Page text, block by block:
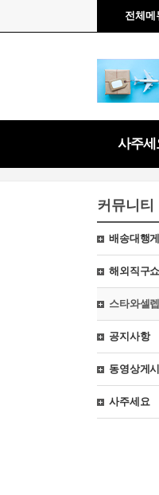
전체메
사주세
커뮤니티
배송대행
해외직구
스타와셀
공지사항
동영상게
사주세요